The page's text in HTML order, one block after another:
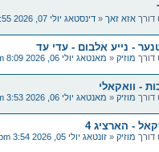
דורך אזא זאך « דינסטאג יולי 07, 2026 11:55 am
- נייע אלבום - עדי עד
דורך מוזיק « מאנטאג יולי 06, 2026 8:09 pm
- וואקאלי
דורך מוזיק « מאנטאג יולי 06, 2026 3:53 pm
- הארציג 4
דורך מוזיק « זונטאג יולי 05, 2026 3:54 pm